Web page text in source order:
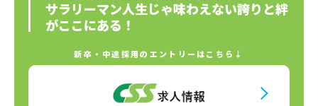
サラリーマン人生じゃ味わえない誇りと絆
がここにある！
新卒・中途採用のエントリーはこちら↓